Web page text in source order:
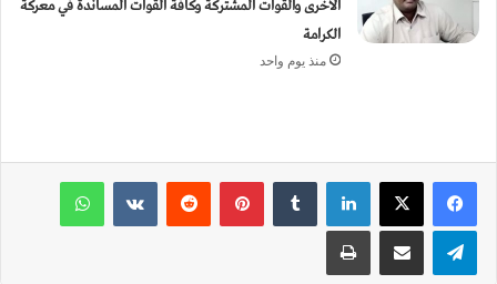
الأخرى والقوات المشتركة وكافة القوات المساندة في معركة
الكرامة
منذ يوم واحد
لينكدإن بينتيريست